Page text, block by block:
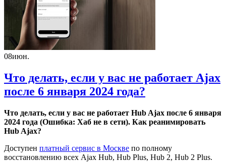
08июн.
Что делать, если у вас не работает Ajax
после 6 января 2024 года​​?
Что делать, если у вас не работает Hub Ajax после 6 января
2024 года (Ошибка: Хаб не в сети). Как реанимировать
Hub Ajax?
Доступен платный сервис в Москве по полному
восстановлению всех Ajax Hub, Hub Plus, Hub 2, Hub 2 Plus.